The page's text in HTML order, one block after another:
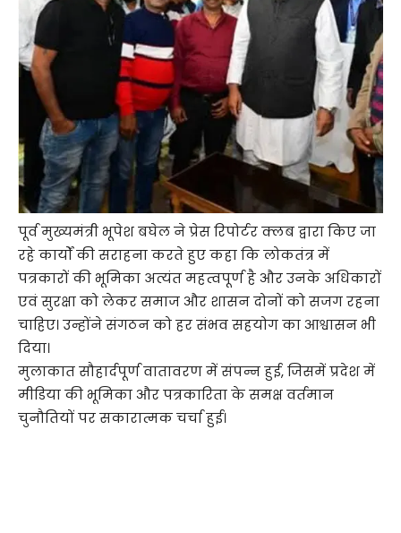
पूर्व मुख्यमंत्री भूपेश बघेल ने प्रेस रिपोर्टर क्लब द्वारा किए जा
रहे कार्यों की सराहना करते हुए कहा कि लोकतंत्र में
पत्रकारों की भूमिका अत्यंत महत्वपूर्ण है और उनके अधिकारों
एवं सुरक्षा को लेकर समाज और शासन दोनों को सजग रहना
चाहिए। उन्होंने संगठन को हर संभव सहयोग का आश्वासन भी
दिया।
मुलाकात सौहार्दपूर्ण वातावरण में संपन्न हुई, जिसमें प्रदेश में
मीडिया की भूमिका और पत्रकारिता के समक्ष वर्तमान
चुनौतियों पर सकारात्मक चर्चा हुई।